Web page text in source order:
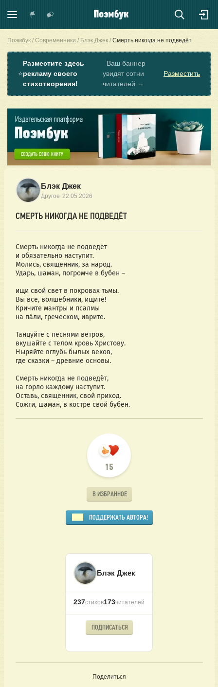
Поэмбук Современники Блэк Джек Смерть никогда не подведёт
⭐
Разместите здесь
рекламу своего
стихотворения!
Ваш баннер
увидят сотни
читателей →
Разместить
Блэк Джек
Другое ·22.05.2026
СМЕРТЬ НИКОГДА НЕ ПОДВЕДЁТ
Смерть никогда не подведёт
и обязательно наступит.
Молись, священник, за народ.
Ударь, шаман, погромче в бубен –
ищи свой свет в покровах тьмы.
Вы все, волшебники, ищите!
Кричите мантры и псалмы
на па́ли, греческом, иврите.
Танцуйте с песнями ветров,
вкушайте с телом кровь Христову.
Ныряйте вглубь былых веков,
где сказки – древние основы.
Смерть никогда не подведёт,
на горло каждому наступит.
Оставь, священник, свой приход.
Сожги, шаман, в костре свой бубен.
15
В ИЗБРАННОЕ
ПОДДЕРЖАТЬ АВТОРА!
Блэк Джек
237стихов173читателей
ПОДПИСАТЬСЯ
Поделиться